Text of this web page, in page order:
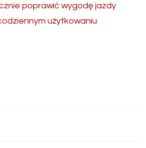
poprawić wygodę jazdy
użytkowaniu